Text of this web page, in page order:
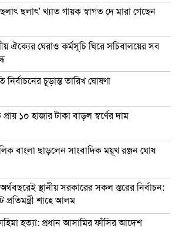
ছলাৎ’ খ্যাত গায়ক স্বাগত দে মারা গেছেন
ঐক্যের ঘেরাও কর্মসূচি ঘিরে সচিবালয়ের সব
নির্বাচনের চূড়ান্ত তারিখ ঘোষণা
১০ হাজার টাকা বাড়ল স্বর্ণের দাম
বাংলা ছাড়লেন সাংবাদিক ময়ূখ রঞ্জন ঘোষ
স্থানীয় সরকারের সকল স্তরের নির্বাচন:
প্রতিমন্ত্রী শাহে আলম
হত্যা: প্রধান আসামির ফাঁসির আদেশ